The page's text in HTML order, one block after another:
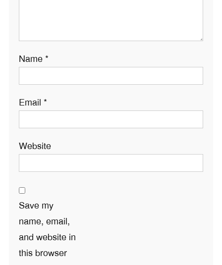
Name *
Email *
Website
Save my
name, email,
and website in
this browser